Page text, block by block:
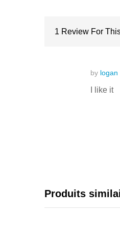
1 Review For
by logan
I like it
Produits